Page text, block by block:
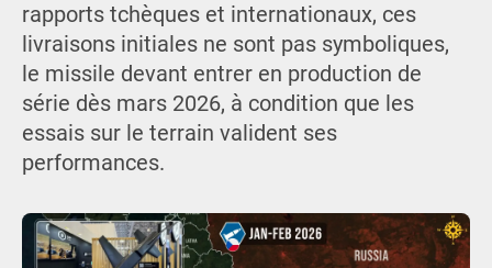
rapports tchèques et internationaux, ces
livraisons initiales ne sont pas symboliques,
le missile devant entrer en production de
série dès mars 2026, à condition que les
essais sur le terrain valident ses
performances.